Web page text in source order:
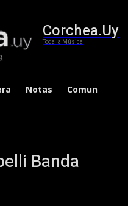
Corchea.Uy
Toda la Música
Notas Comunidad
Banda